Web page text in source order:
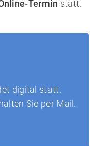
Termin statt.
digital statt.
Sie per Mail.